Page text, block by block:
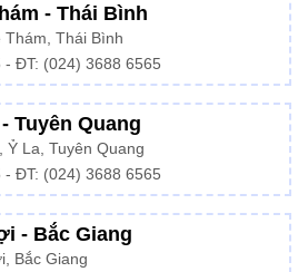
- Thái Bình
Thám, Thái Bình
- ĐT: (024) 3688 6565
Tuyên Quang
La, Tuyên Quang
- ĐT: (024) 3688 6565
- Bắc Giang
Bắc Giang